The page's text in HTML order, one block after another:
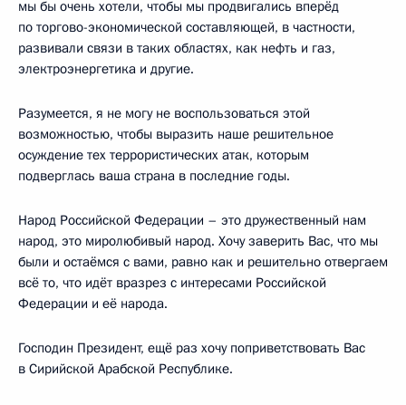
мы бы очень хотели, чтобы мы продвигались вперёд
по торгово-экономической составляющей, в частности,
развивали связи в таких областях, как нефть и газ,
электроэнергетика и другие.
Разумеется, я не могу не воспользоваться этой
возможностью, чтобы выразить наше решительное
осуждение тех террористических атак, которым
подверглась ваша страна в последние годы.
Народ Российской Федерации – это дружественный нам
народ, это миролюбивый народ. Хочу заверить Вас, что мы
были и остаёмся с вами, равно как и решительно отвергаем
всё то, что идёт вразрез с интересами Российской
Федерации и её народа.
Господин Президент, ещё раз хочу поприветствовать Вас
в Сирийской Арабской Республике.